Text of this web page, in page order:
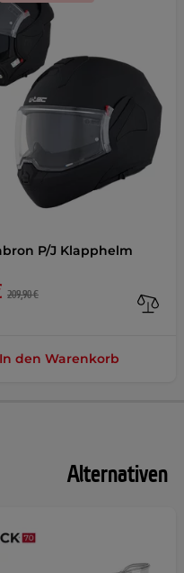
P/J Klapphelm
209,90 €
den Warenkorb
Alternativen